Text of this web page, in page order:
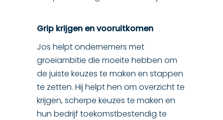
Grip krijgen en vooruitkomen
Jos helpt ondernemers met
groeiambitie die moeite hebben om
de juiste keuzes te maken en stappen
te zetten. Hij helpt hen om overzicht te
krijgen, scherpe keuzes te maken en
hun bedrijf toekomstbestendig te